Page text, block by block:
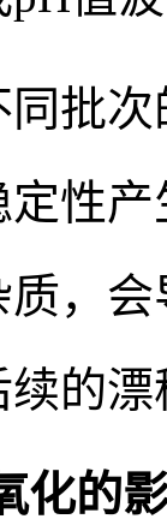
批
性
，
的
化的